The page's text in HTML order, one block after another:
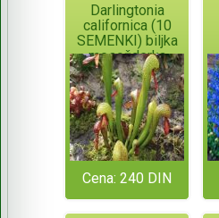
Darlingtonia
californica (10
SEMENKI) biljka
mesožderka
Cena: 240 DIN